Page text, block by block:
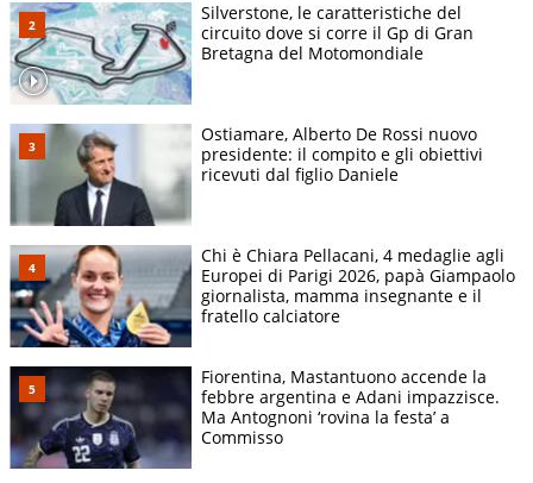
Silverstone, le caratteristiche del
circuito dove si corre il Gp di Gran
Bretagna del Motomondiale
Ostiamare, Alberto De Rossi nuovo
presidente: il compito e gli obiettivi
ricevuti dal figlio Daniele
Chi è Chiara Pellacani, 4 medaglie agli
Europei di Parigi 2026, papà Giampaolo
giornalista, mamma insegnante e il
fratello calciatore
Fiorentina, Mastantuono accende la
febbre argentina e Adani impazzisce.
Ma Antognoni ‘rovina la festa’ a
Commisso